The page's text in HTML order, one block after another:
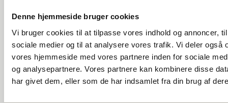
Denne hjemmeside bruger cookies
Vi bruger cookies til at tilpasse vores indhold og annoncer,
sociale medier og til at analysere vores trafik. Vi deler også
vores hjemmeside med vores partnere inden for sociale
og analysepartnere. Vores partnere kan kombinere disse
har givet dem, eller som de har indsamlet fra din brug af
SOCIALE MEDIER
Facebook
Instagram